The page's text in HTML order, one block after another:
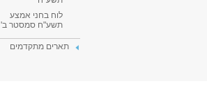
לוח בחני אמצע
תשע"ח סמסטר ב'
תארים מתקדמים